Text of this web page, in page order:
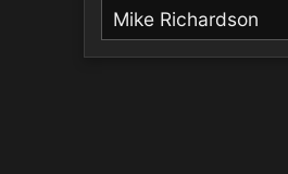
Mike Richardson